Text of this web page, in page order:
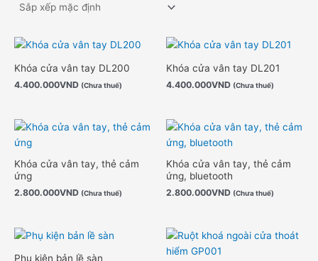
Khóa cửa vân tay DL200
4.400.000VND (Chưa thuế)
Khóa cửa vân tay DL201
4.400.000VND (Chưa thuế)
Khóa cửa vân tay, thẻ cảm
ứng
2.800.000VND (Chưa thuế)
Khóa cửa vân tay, thẻ cảm
ứng, bluetooth
2.800.000VND (Chưa thuế)
Phụ kiện bản lề sàn